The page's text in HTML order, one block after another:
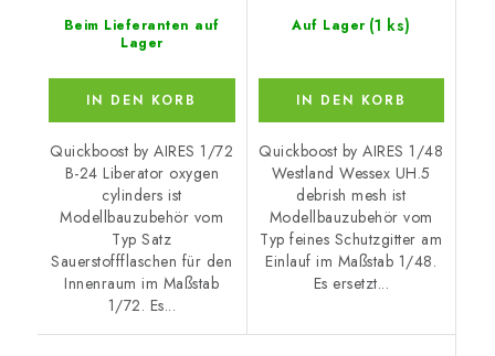
Beim Lieferanten auf
Lager
IN DEN KORB
Quickboost by AIRES 1/72
B-24 Liberator oxygen
cylinders ist
Modellbauzubehör vom
Typ Satz
Sauerstoffflaschen für den
Innenraum im Maßstab
1/72. Es...
Auf Lager (1 ks)
IN DEN KORB
Quickboost by AIRES 1/48
Westland Wessex UH.5
debrish mesh ist
Modellbauzubehör vom
Typ feines Schutzgitter am
Einlauf im Maßstab 1/48.
Es ersetzt...